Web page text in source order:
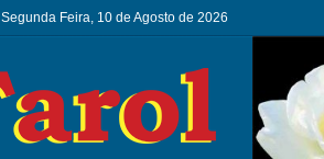
Segunda Feira, 10 de Agosto de 2026